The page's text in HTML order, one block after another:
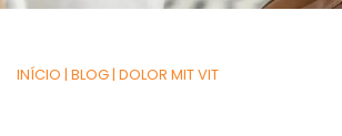
INÍCIO | BLOG | DOLOR MIT VIT